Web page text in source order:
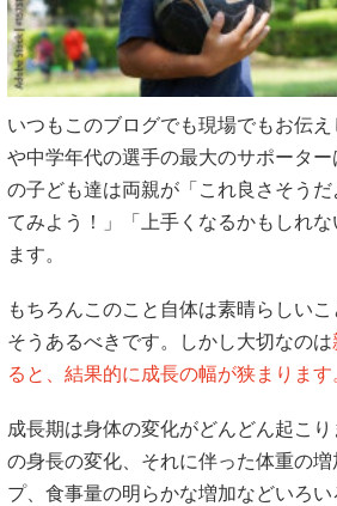
いつもこのブログでも現場でもお伝
や中学年代の選手の最大のサポーター
の子ども達は両親が「これ良さそう
てみよう！」「上手くなるかもしれ
ます。
もちろんこのこと自体は素晴らしい
そうあるべきです。しかし大切なのは
ると、結果的に成長の幅が狭まります
成長期は身体の変化がどんどん起こ
の身長の変化、それに伴った体重の
プ、食事量の明らかな増加などいろ